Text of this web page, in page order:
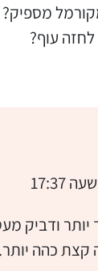
עוף?
ודביק
קצת כהה יותר.